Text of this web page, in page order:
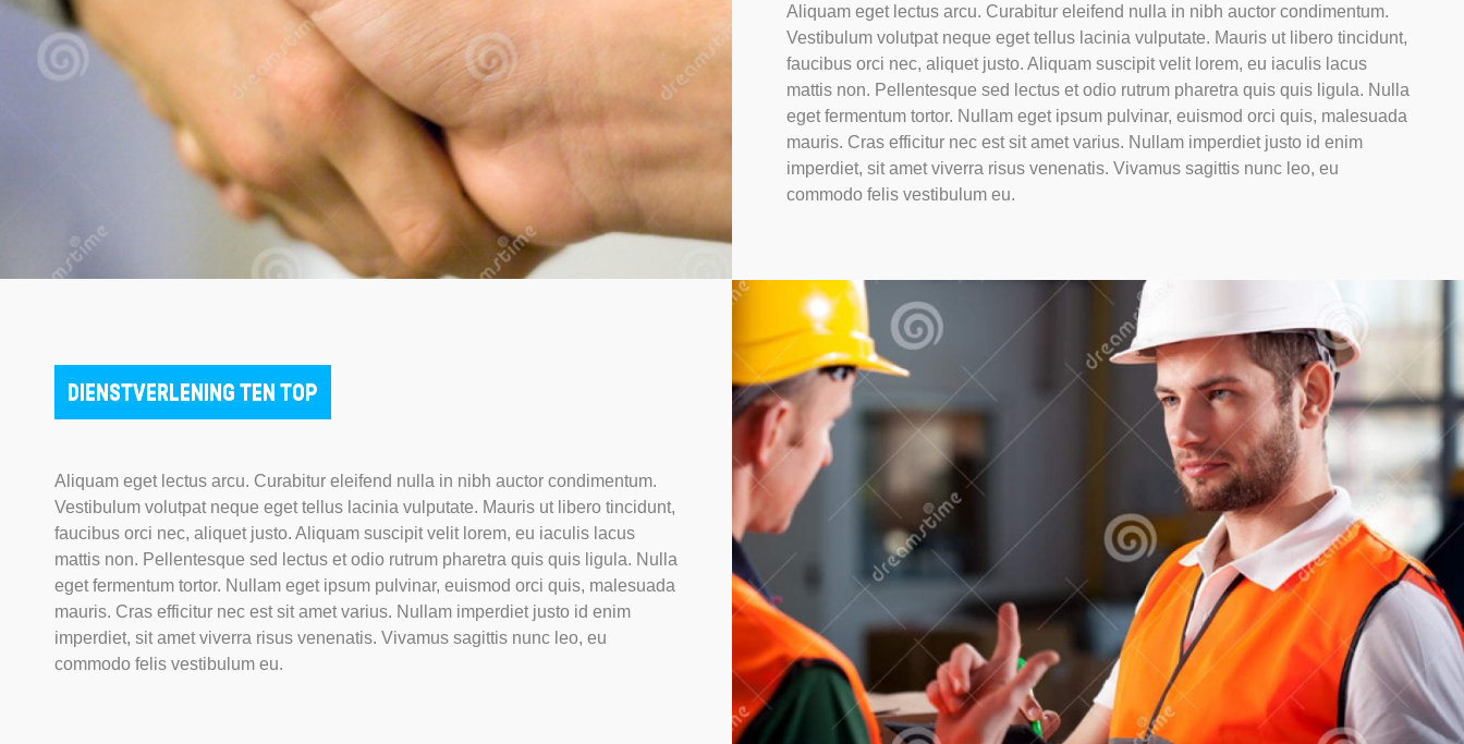
Aliquam eget lectus arcu. Curabitur eleifend nulla in nibh auctor condimentum.
Vestibulum volutpat neque eget tellus lacinia vulputate. Mauris ut libero tincidunt,
faucibus orci nec, aliquet justo. Aliquam suscipit velit lorem, eu iaculis lacus
mattis non. Pellentesque sed lectus et odio rutrum pharetra quis quis ligula. Nulla
eget fermentum tortor. Nullam eget ipsum pulvinar, euismod orci quis, malesuada
mauris. Cras efficitur nec est sit amet varius. Nullam imperdiet justo id enim
imperdiet, sit amet viverra risus venenatis. Vivamus sagittis nunc leo, eu
commodo felis vestibulum eu.
DIENSTVERLENING TEN TOP
Aliquam eget lectus arcu. Curabitur eleifend nulla in nibh auctor condimentum.
Vestibulum volutpat neque eget tellus lacinia vulputate. Mauris ut libero tincidunt,
faucibus orci nec, aliquet justo. Aliquam suscipit velit lorem, eu iaculis lacus
mattis non. Pellentesque sed lectus et odio rutrum pharetra quis quis ligula. Nulla
eget fermentum tortor. Nullam eget ipsum pulvinar, euismod orci quis, malesuada
mauris. Cras efficitur nec est sit amet varius. Nullam imperdiet justo id enim
imperdiet, sit amet viverra risus venenatis. Vivamus sagittis nunc leo, eu
commodo felis vestibulum eu.